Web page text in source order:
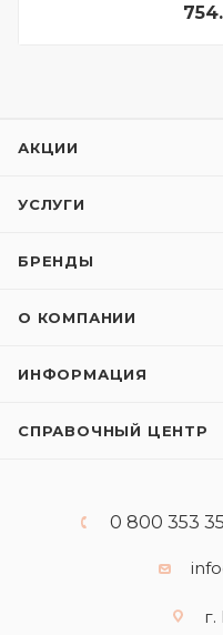
АКЦИИ
УСЛУГИ
БРЕНДЫ
О КОМПАНИИ
ИНФОРМАЦИЯ
СПРАВОЧНЫЙ ЦЕНТР
0 800 353